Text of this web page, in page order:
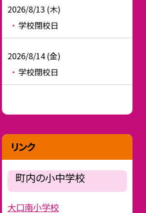
2026/8/13 (木)
学校閉校日
2026/8/14 (金)
学校閉校日
リンク
町内の小中学校
大口南小学校